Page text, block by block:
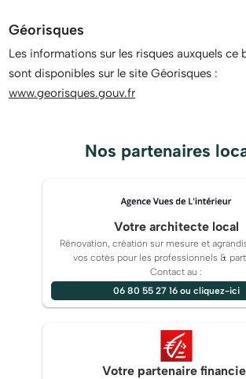
Géorisques
Les informations sur les risques auxquels ce
sont disponibles sur le site Géorisques :
www.georisques.gouv.fr
Nos partenaires
Votre architecte local
Rénovation, création sur mesure et
vos cotés pour les professionnels &
Contact au :
06 80 55 27 16 ou cliquez-ici
Votre partenaire